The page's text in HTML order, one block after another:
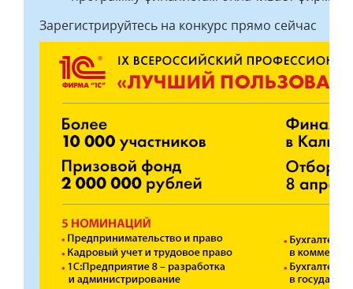
Зарегистрируйтесь на конкурс прямо сейчас